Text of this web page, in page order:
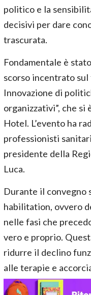
politico e la
decisivi per dare
trascurata.
Fondamentale è
scorso incentrato
Innovazione di
organizzativi”, che si
Hotel. L’evento ha
professionisti
presidente della
Luca.
Durante il convegno
habilitation, ovvero
nelle fasi che
vero e proprio.
ridurre il declino
alle terapie e